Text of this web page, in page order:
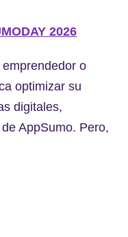
2026
o
optimizar su
digitales,
AppSumo. Pero,